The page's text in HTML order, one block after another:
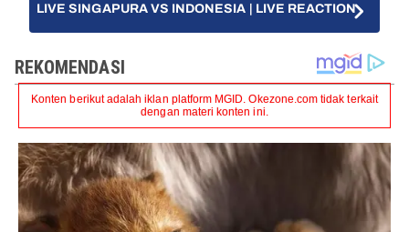
LIVE SINGAPURA VS INDONESIA | LIVE REACTION